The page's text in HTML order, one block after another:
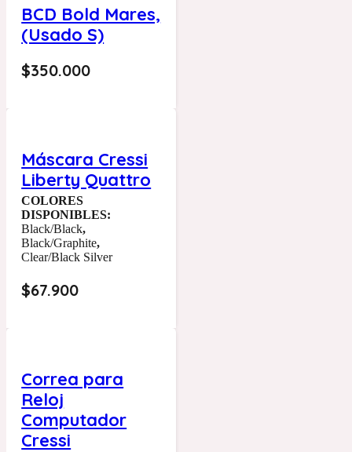
BCD Bold Mares,
(Usado S)
$350.000
Máscara Cressi
Liberty Quattro
COLORES
DISPONIBLES:
Black/Black,
Black/Graphite,
Clear/Black Silver
$67.900
Correa para
Reloj
Computador
Cressi